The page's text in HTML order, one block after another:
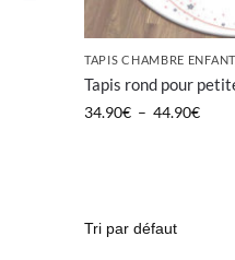
TAPIS CHAMBRE ENFANT
Tapis rond pour
34.90€ – 44.90€